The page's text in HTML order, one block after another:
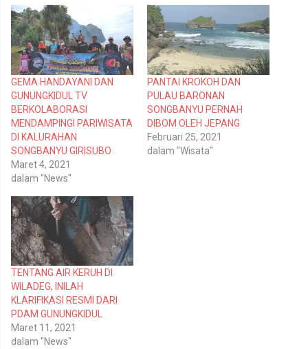
b
e
r
b
a
g
i
p
a
d
a
T
w
i
t
t
e
r
(
M
m
b
u
k
a
d
i
j
e
n
d
e
l
a
y
a
n
e
m
b
a
g
i
k
a
d
i
F
a
c
e
b
o
M
e
m
b
u
a
d
i
j
e
n
d
e
l
a
y
GEMA HANDAYANI DAN
GUNUNGKIDUL TV
BERKOLABORASI
MENDAMPINGI PARIWISATA
DI KALURAHAN
SONGBANYU GIRISUBO
Maret 4, 2021
dalam "News"
PANTAI KROKOH DAN
PULAU BARONAN
SONGBANYU PERNAH
DIBOM OLEH JEPANG
Februari 25, 2021
dalam "Wisata"
TENTANG AIR KERUH DI
WILADEG, INILAH
KLARIFIKASI RESMI DARI
PDAM GUNUNGKIDUL
Maret 11, 2021
dalam "News"